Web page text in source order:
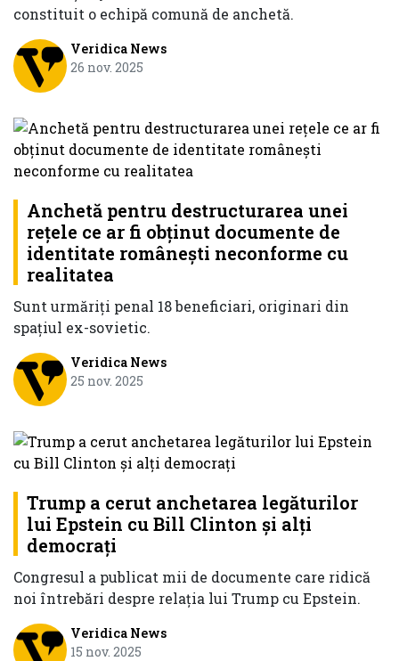
constituit o echipă comună de anchetă.
Veridica News
26 nov. 2025
Anchetă pentru destructurarea unei
reţele ce ar fi obţinut documente de
identitate româneşti neconforme cu
realitatea
Sunt urmăriți penal 18 beneficiari, originari din
spațiul ex-sovietic.
Veridica News
25 nov. 2025
Trump a cerut anchetarea legăturilor
lui Epstein cu Bill Clinton și alți
democrați
Congresul a publicat mii de documente care ridică
noi întrebări despre relația lui Trump cu Epstein.
Veridica News
15 nov. 2025